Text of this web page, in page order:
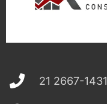
21 2667-1431